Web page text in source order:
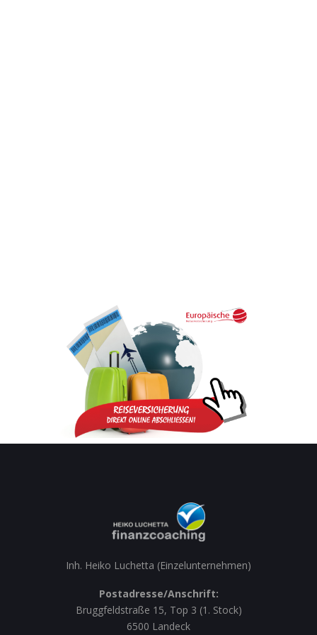
Inh. Heiko Luchetta (Einzelunternehmen)
Postadresse/Anschrift:
Bruggfeldstraße 15, Top 3 (1. Stock)
6500 Landeck